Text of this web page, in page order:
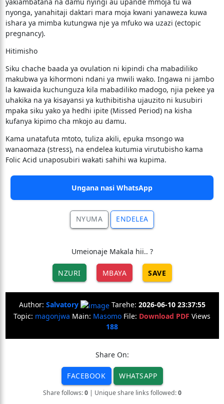
nyonga, yanahitaji daktari mara moja kwani yanaweza kuwa
ishara ya mimba kutungwa nje ya mfuko wa uzazi (ectopic
pregnancy).
​Hitimisho
​Siku chache baada ya ovulation ni kipindi cha mabadiliko
makubwa ya kihormoni ndani ya mwili wako. Ingawa ni jambo
la kawaida kuchunguza kila mabadiliko madogo, njia pekee ya
uhakika na ya kisayansi ya kuthibitisha ujauzito ni kusubiri
mpaka siku yako ya hedhi ipite (Missed Period) na kisha
kufanya kipimo cha mkojo au damu.
​Kama unatafuta mtoto, tuliza akili, epuka msongo wa
wanaomaza (stress), na endelea kutumia virutubisho kama
Folic Acid unaposubiri wakati sahihi wa kupima.
Ungana nasi WhatsApp
NYUMA ENDELEA
Umeionaje Makala hii.. ?
NZURI MBAYA SAVE
Author: Salvatory Tarehe: 2026-06-10 23:37:55
Topic: magonjwa Main: Masomo File: Download PDF Views
188
Share On:
FACEBOOK WHATSAPP
Share follows:0| Unique share links followed:0